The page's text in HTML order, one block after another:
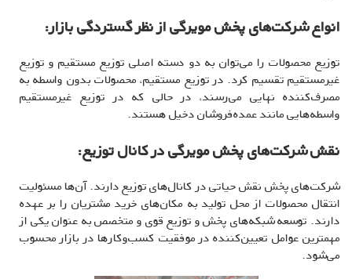
انواع شرکت‌های پخش مویرگی از نظر گستردگی بازار:
توزیع محصولات را می‌توان به دو دسته اصلی توزیع مستقیم و توزیع
غیرمستقیم تقسیم کرد. در توزیع مستقیم، محصولات بدون واسطه به
مصرف‌کننده نهایی می‌رسند، در حالی که در توزیع غیرمستقیم
واسطه‌هایی مانند عمده‌فروشان دخیل هستند.
نقش شرکت‌های پخش مویرگی در کانال توزیع:
شرکت‌های پخش نقش حیاتی در کانال‌های توزیع دارند. آن‌ها مسئولیت
انتقال محصولات از محل تولید به مکان‌های خرید مشتریان را بر عهده
دارند. توسعه شبکه‌های پخش و توزیع قوی و متخصص به عنوان یکی از
مهمترین عوامل تعیین‌کننده در موفقیت کسب‌و‌کارها در بازار محسوب
می‌شود.